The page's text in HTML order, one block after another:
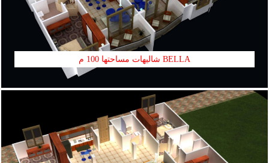
BELLA شاليهات مساحتها 100 م